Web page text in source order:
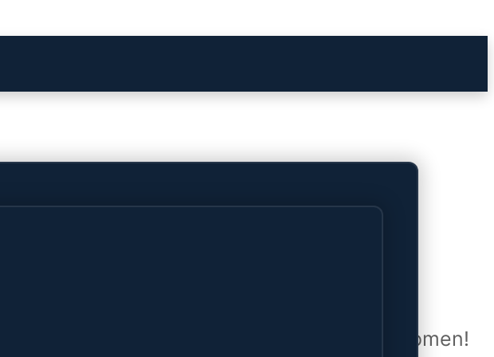
in het verschiet
gebouwd en zal binnenkort online komen!